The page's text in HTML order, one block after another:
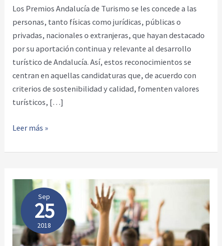
Los Premios Andalucía de Turismo se les concede a las
personas, tanto físicas como jurídicas, públicas o
privadas, nacionales o extranjeras, que hayan destacado
por su aportación continua y relevante al desarrollo
turístico de Andalucía. Así, estos reconocimientos se
centran en aquellas candidaturas que, de acuerdo con
criterios de sostenibilidad y calidad, fomenten valores
turísticos, […]
Premio
de
2018
Leer más »
Sep
25
2018